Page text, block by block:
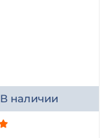
В наличии